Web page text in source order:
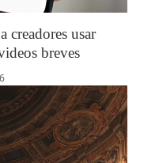
creadores usar
breves